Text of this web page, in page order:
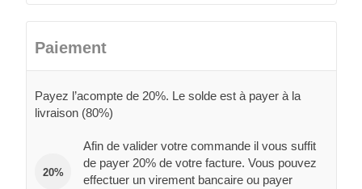
Paiement
Payez l’acompte de 20%. Le solde est à payer à la
livraison (80%)
20%
Afin de valider votre commande il vous suffit
de payer 20% de votre facture. Vous pouvez
effectuer un virement bancaire ou payer